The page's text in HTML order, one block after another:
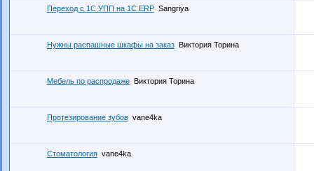
Переход с 1С УПП на 1С ERP Sangriya
Нужны распашные шкафы на заказ Виктория Торина
Мебель по распродаже Виктория Торина
Протезирование зубов vane4ka
Стоматология vane4ka